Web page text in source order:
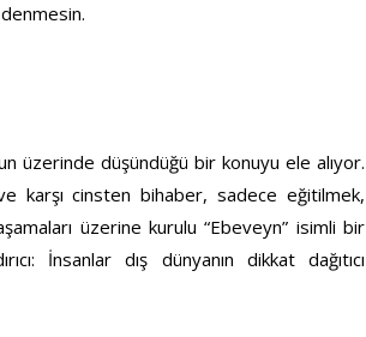
üzerinde düşündüğü bir konuyu ele alıyor.
karşı cinsten bihaber, sadece eğitilmek,
üzerine kurulu “Ebeveyn” isimli bir
İnsanlar dış dünyanın dikkat dağıtıcı